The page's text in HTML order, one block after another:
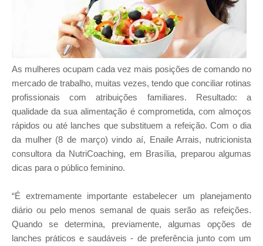
As mulheres ocupam cada vez mais posições de comando no
mercado de trabalho, muitas vezes, tendo que conciliar rotinas
profissionais com atribuições familiares. Resultado: a
qualidade da sua alimentação é comprometida, com almoços
rápidos ou até lanches que substituem a refeição. Com o dia
da mulher (8 de março) vindo aí, Enaile Arrais, nutricionista
consultora da NutriCoaching, em Brasília, preparou algumas
dicas para o público feminino.
“É extremamente importante estabelecer um planejamento
diário ou pelo menos semanal de quais serão as refeições.
Quando se determina, previamente, algumas opções de
lanches práticos e saudáveis - de preferência junto com um